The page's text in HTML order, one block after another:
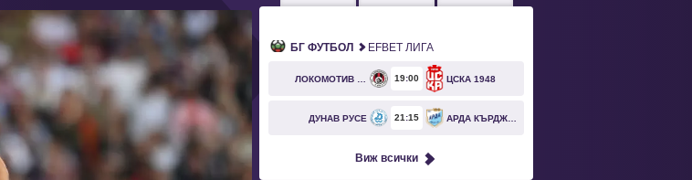
БГ ФУТБОЛ EFBET ЛИГА
19 00 ЦСКА 1948
ДУНАВ РУСЕ 21 15
Виж всички